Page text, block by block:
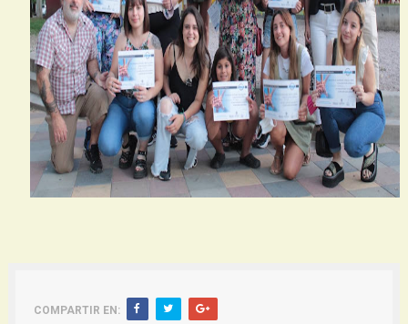
COMPARTIR EN: